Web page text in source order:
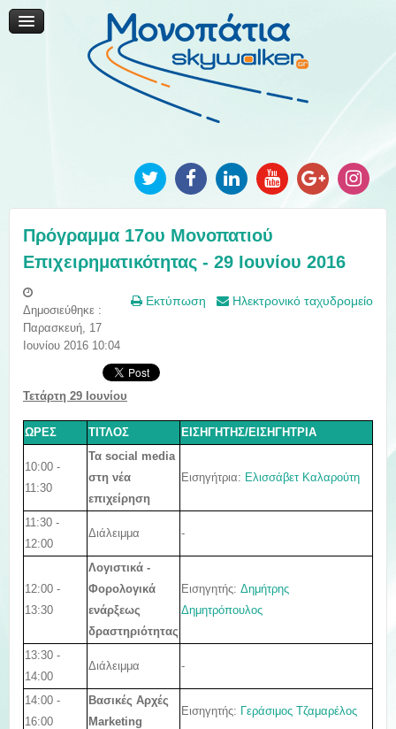
Μονοπάτια Καινοτομίας
Μονοπάτια Τοπικής Ανάπτυξης
Ανακοινώσεις
Φωτογραφίες
Πρόγραμμα 17ου Μονοπατιού
Επιχειρηματικότητας - 29 Ιουνίου 2016
Εκτύπωση Ηλεκτρονικό ταχυδρομείο
Δημοσιεύθηκε :
Παρασκευή, 17
Ιουνίου 2016 10:04
Τετάρτη 29 Ιουνίου
ΩΡΕΣ ΤΙΤΛΟΣ ΕΙΣΗΓΗΤΗΣ/ΕΙΣΗΓΗΤΡΙΑ
10:00 -
11:30
Τα social media
στη νέα
επιχείρηση
Εισηγήτρια: Ελισσάβετ Καλαρούτη
11:30 -
12:00
Διάλειμμα -
12:00 -
13:30
Λογιστικά -
Φορολογικά
ενάρξεως
δραστηριότητας
Εισηγητής: Δημήτρης
Δημητρόπουλος
13:30 -
14:00
Διάλειμμα -
14:00 -
16:00
Βασικές Αρχές
Marketing
Εισηγητής: Γεράσιμος Τζαμαρέλος